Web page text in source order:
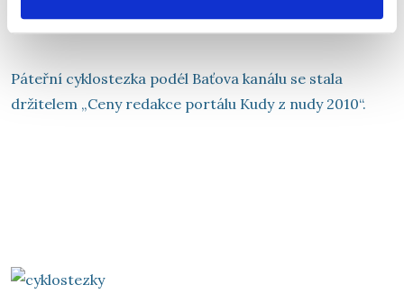
Páteřní cyklostezka podél Baťova kanálu se stala
držitelem „Ceny redakce portálu Kudy z nudy 2010“.